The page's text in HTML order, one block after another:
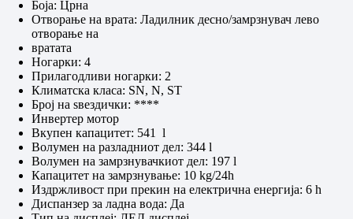
Боја: Црна
Отвoрање на врата: Ладилник десно/замрзнувач лево
отворање на
вратата
Ногарки: 4
Прилагодливи ногарки: 2
Климатска класа: SN, N, ST
Број на ѕвездички: ****
Инвертер мотор
Вкупен капацитет: 541 l
Волумен на разладниот дел: 344 l
Волумен на замрзнувачкиот дел: 197 l
Капацитет на замрзнување: 10 kg/24h
Издржливост при прекин на електрична енергија: 6 h
Диспанзер за ладна вода: Да